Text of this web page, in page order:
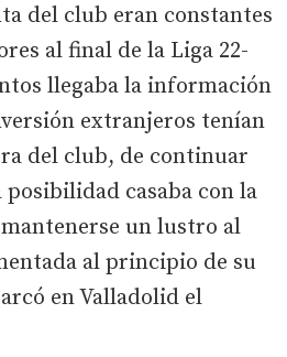
del club eran constantes
al final de la Liga 22-
llegaba la información
extranjeros tenían
del club, de continuar
posibilidad casaba con la
un lustro al
al principio de su
en Valladolid el